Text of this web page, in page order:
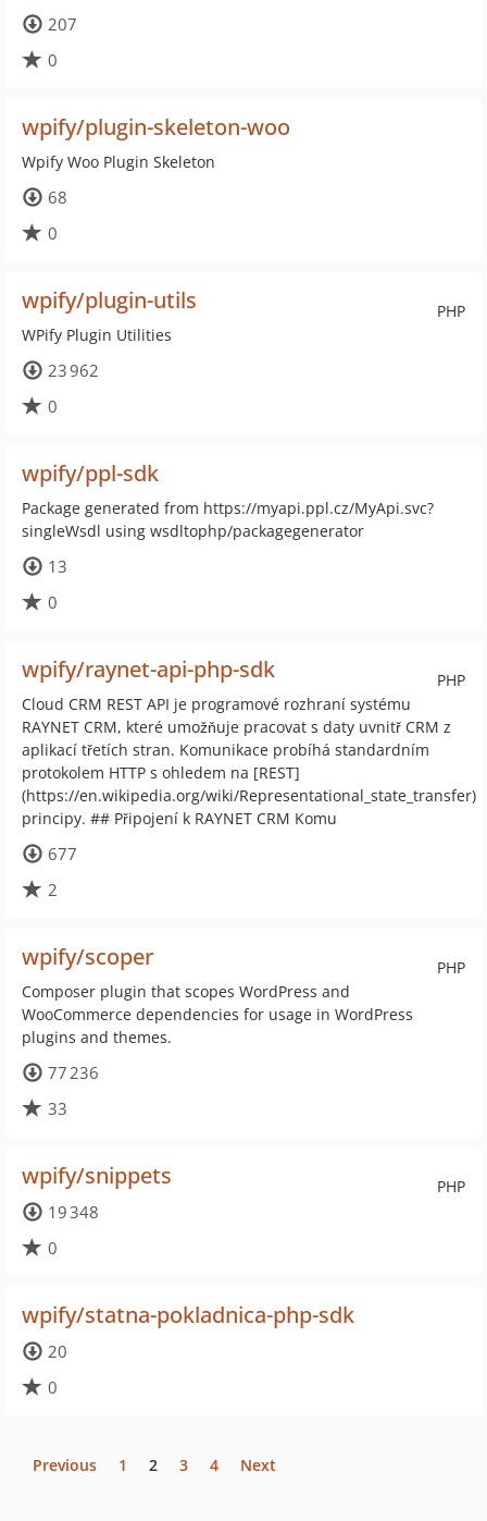
207
0
wpify/plugin-skeleton-woo
Wpify Woo Plugin Skeleton
68
0
PHP
wpify/plugin-utils
WPify Plugin Utilities
23 962
0
wpify/ppl-sdk
Package generated from https://myapi.ppl.cz/MyApi.svc?
singleWsdl using wsdltophp/packagegenerator
13
0
PHP
wpify/raynet-api-php-sdk
Cloud CRM REST API je programové rozhraní systému
RAYNET CRM, které umožňuje pracovat s daty uvnitř CRM z
aplikací třetích stran. Komunikace probíhá standardním
protokolem HTTP s ohledem na [REST]
(https://en.wikipedia.org/wiki/Representational_state_transfer)
principy. ## Připojení k RAYNET CRM Komu
677
2
PHP
wpify/scoper
Composer plugin that scopes WordPress and
WooCommerce dependencies for usage in WordPress
plugins and themes.
77 236
33
PHP
wpify/snippets
19 348
0
wpify/statna-pokladnica-php-sdk
20
0
Previous 1 2 3 4 Next